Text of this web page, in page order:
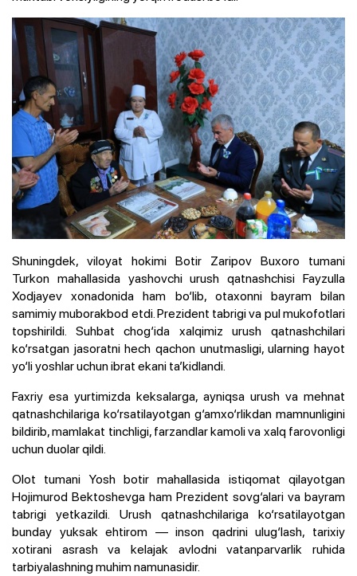
Shuningdek, viloyat hokimi Botir Zaripov Buxoro tumani
Turkon mahallasida yashovchi urush qatnashchisi Fayzulla
Xodjayev xonadonida ham bo‘lib, otaxonni bayram bilan
samimiy muborakbod etdi. Prezident tabrigi va pul mukofotlari
topshirildi. Suhbat chog‘ida xalqimiz urush qatnashchilari
ko‘rsatgan jasoratni hech qachon unutmasligi, ularning hayot
yo‘li yoshlar uchun ibrat ekani ta’kidlandi.
Faxriy esa yurtimizda keksalarga, ayniqsa urush va mehnat
qatnashchilariga ko‘rsatilayotgan g‘amxo‘rlikdan mamnunligini
bildirib, mamlakat tinchligi, farzandlar kamoli va xalq farovonligi
uchun duolar qildi.
Olot tumani Yosh botir mahallasida istiqomat qilayotgan
Hojimurod Bektoshevga ham Prezident sovg‘alari va bayram
tabrigi yetkazildi. Urush qatnashchilariga ko‘rsatilayotgan
bunday yuksak ehtirom — inson qadrini ulug‘lash, tarixiy
xotirani asrash va kelajak avlodni vatanparvarlik ruhida
tarbiyalashning muhim namunasidir.